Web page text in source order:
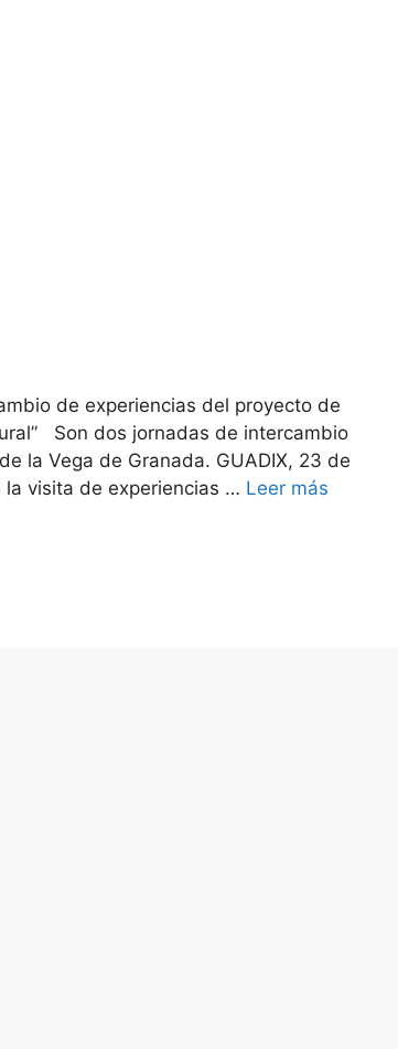
de experiencias del proyecto de
Son dos jornadas de intercambio
la Vega de Granada. GUADIX, 23 de
la visita de experiencias … Leer más